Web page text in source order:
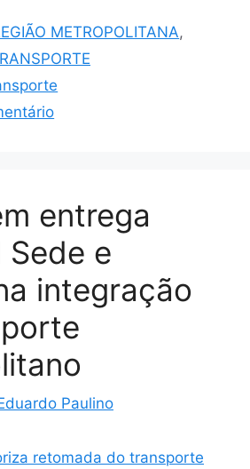
METROPOLITANA,
entrega
Sede e
integração
Paulino